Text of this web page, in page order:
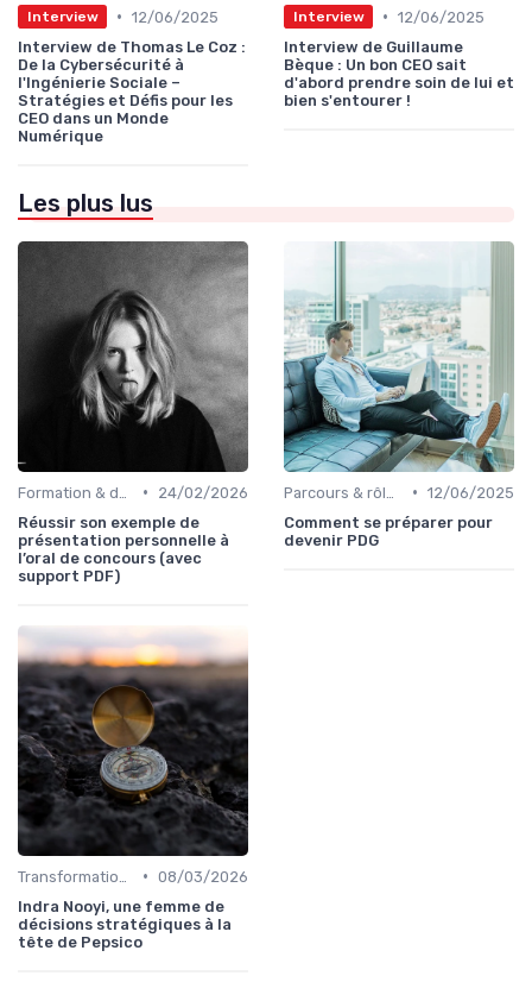
Interview • 12/06/2025
Interview de Thomas Le Coz :
De la Cybersécurité à
l'Ingénierie Sociale –
Stratégies et Défis pour les
CEO dans un Monde
Numérique
Interview • 12/06/2025
Interview de Guillaume
Bèque : Un bon CEO sait
d'abord prendre soin de lui et
bien s'entourer !
Les plus lus
•
24/02/2026
Réussir son exemple de
présentation personnelle à
l’oral de concours (avec
support PDF)
• 12/06/2025
Comment se préparer pour
devenir PDG
• 08/03/2026
Indra Nooyi, une femme de
décisions stratégiques à la
tête de Pepsico